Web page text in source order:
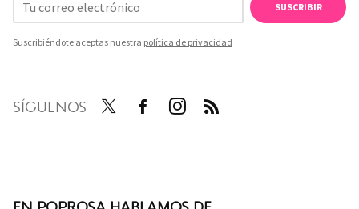
SUSCRIBIR
Suscribiéndote aceptas nuestra política de privacidad
SÍGUENOS